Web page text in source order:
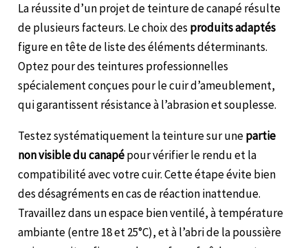
La réussite d’un projet de teinture de canapé résulte
de plusieurs facteurs. Le choix des produits adaptés
figure en tête de liste des éléments déterminants.
Optez pour des teintures professionnelles
spécialement conçues pour le cuir d’ameublement,
qui garantissent résistance à l’abrasion et souplesse.
Testez systématiquement la teinture sur unepartie
non visible du canapépour vérifier le rendu et la
compatibilité avec votre cuir. Cette étape évite bien
des désagréments en cas de réaction inattendue.
Travaillez dans un espace bien ventilé, à température
ambiante (entre 18 et 25°C), et à l’abri de la poussière